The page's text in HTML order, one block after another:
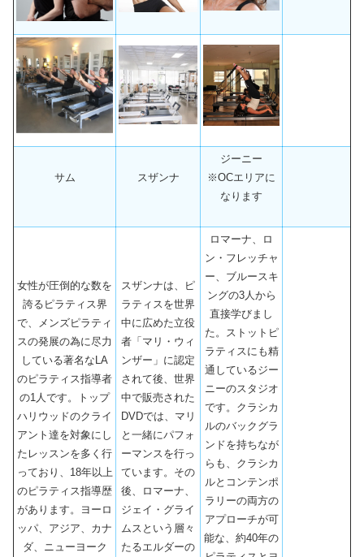
サム スザンナ
ジーニー
※OCエリアに
なります
女性が圧倒的な数を
誇るピラティス界
で、メンズピラティ
スの発展の為に尽力
している著名なLA
のピラティス指導者
の1人です。トップ
ハリウッドのクライ
アント達を対象にし
たレッスンを多く行
っており、18年以上
のピラティス指導歴
があります。ヨーロ
ッパ、アジア、カナ
ダ、ニューヨーク
スザンナは、ピ
ラティスを世界
中に広めた立役
者「マリ・ウィ
ンザー」に認定
されて後、世界
中で販売された
DVDでは、マリ
と一緒にパフォ
ーマンスを行っ
ています。その
後、ロマーナ、
ジェイ・グライ
ムスという層々
たるエルダーの
ロマーナ、ロ
ン・フレッチャ
ー、ブルースキ
ングの3人から
直接学びまし
た。ストットピ
ラティスにも精
通しているジー
ニーのスタジオ
です。クラシカ
ルのバックグラ
ンドを持ちなが
らも、クラシカ
ルとコンテンポ
ラリーの両方の
アプローチが可
能な、約40年の